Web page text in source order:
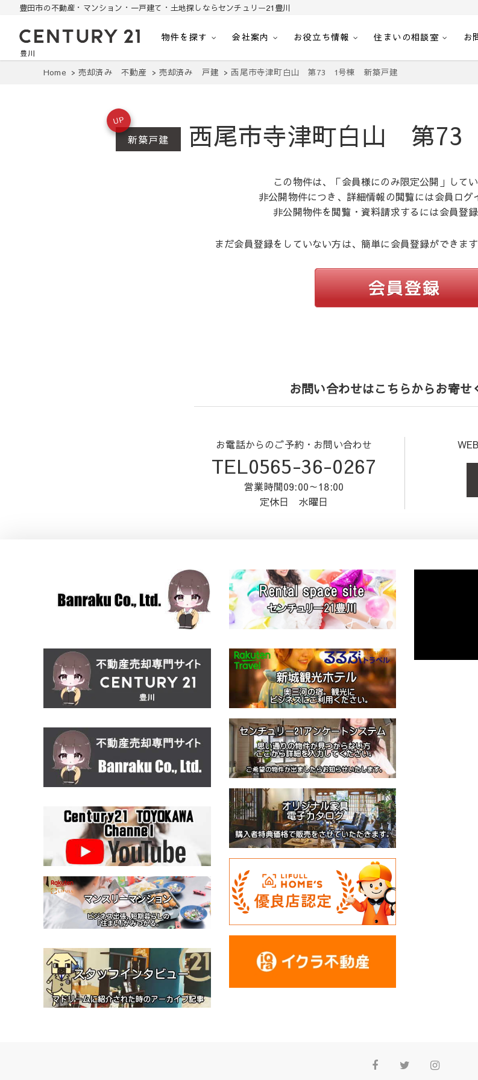
豊田市の不動産・マンション・一戸建て・土地探しならセンチュリー21豊川
豊田市の中古住宅・土地・リノベ物件探し｜センチュリー21豊川
物件を探す 会社案内 お役立ち情報 住まいの相談室 お
Home 売却済み 不動産 売却済み 戸建 西尾市寺津町白山 第73 1号棟 新築戸建
新築戸建 西尾市寺津町白山 第
UP
この物件は、「会員様にのみ限定公開」してい
非公開物件につき、詳細情報の閲覧には会員ログ
非公開物件を閲覧・資料請求するには会員登録
まだ会員登録をしていない方は、簡単に会員登録ができま
お問い合わせはこちらからお寄せ
お電話からのご予約・お問い合わせ
TEL0565-36-0267
営業時間09:00～18:00
定休日 水曜日
FacebookTwitterInstagram